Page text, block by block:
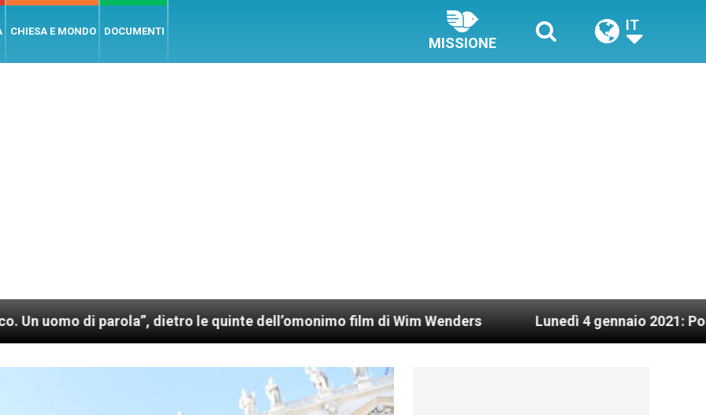
CHIESA E MONDO DOCUMENTI
MISSIONE
IT
dietro le quinte dell’omonimo film di Wim Wenders Lunedì 4 gennaio 2021: Possesso